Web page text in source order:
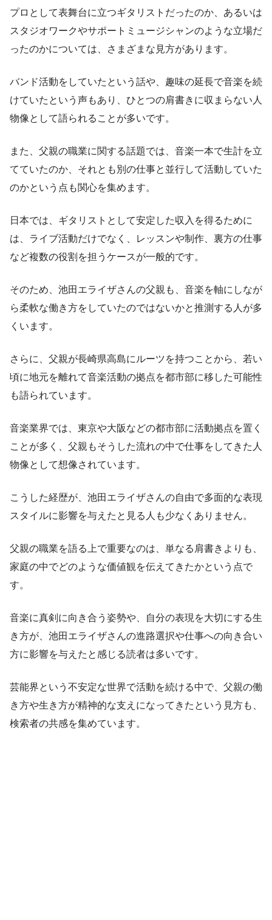
プロとして表舞台に立つギタリストだったのか、あるいは
スタジオワークやサポートミュージシャンのような立場だ
ったのかについては、さまざまな見方があります。
バンド活動をしていたという話や、趣味の延長で音楽を続
けていたという声もあり、ひとつの肩書きに収まらない人
物像として語られることが多いです。
また、父親の職業に関する話題では、音楽一本で生計を立
てていたのか、それとも別の仕事と並行して活動していた
のかという点も関心を集めます。
日本では、ギタリストとして安定した収入を得るために
は、ライブ活動だけでなく、レッスンや制作、裏方の仕事
など複数の役割を担うケースが一般的です。
そのため、池田エライザさんの父親も、音楽を軸にしなが
ら柔軟な働き方をしていたのではないかと推測する人が多
くいます。
さらに、父親が長崎県高島にルーツを持つことから、若い
頃に地元を離れて音楽活動の拠点を都市部に移した可能性
も語られています。
音楽業界では、東京や大阪などの都市部に活動拠点を置く
ことが多く、父親もそうした流れの中で仕事をしてきた人
物像として想像されています。
こうした経歴が、池田エライザさんの自由で多面的な表現
スタイルに影響を与えたと見る人も少なくありません。
父親の職業を語る上で重要なのは、単なる肩書きよりも、
家庭の中でどのような価値観を伝えてきたかという点で
す。
音楽に真剣に向き合う姿勢や、自分の表現を大切にする生
き方が、池田エライザさんの進路選択や仕事への向き合い
方に影響を与えたと感じる読者は多いです。
芸能界という不安定な世界で活動を続ける中で、父親の働
き方や生き方が精神的な支えになってきたという見方も、
検索者の共感を集めています。